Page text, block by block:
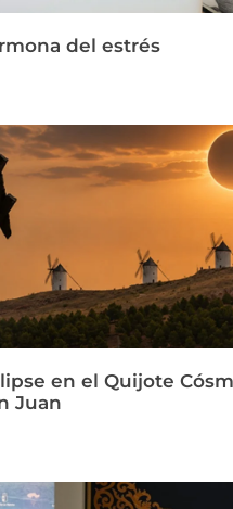
del estrés
en el Quijote
Juan